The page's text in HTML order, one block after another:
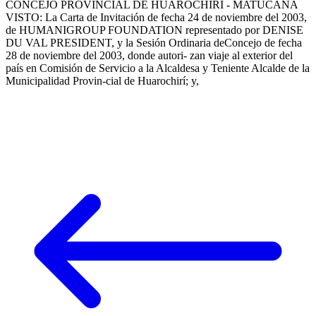
CONCEJO PROVINCIAL DE HUAROCHIRÍ - MATUCANA
VISTO: La Carta de Invitación de fecha 24 de noviembre del 2003,
de HUMANIGROUP FOUNDATION representado por DENISE
DU VAL PRESIDENT, y la Sesión Ordinaria deConcejo de fecha
28 de noviembre del 2003, donde autori- zan viaje al exterior del
país en Comisión de Servicio a la Alcaldesa y Teniente Alcalde de la
Municipalidad Provin-cial de Huarochirí; y,